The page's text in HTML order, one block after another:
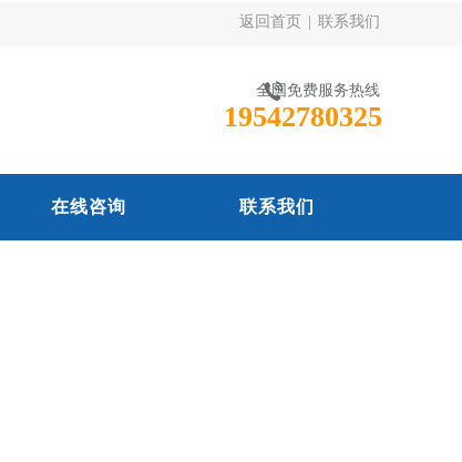
返回首页 联系我们
全国免费服务热线
19542780325
在线咨询 联系我们